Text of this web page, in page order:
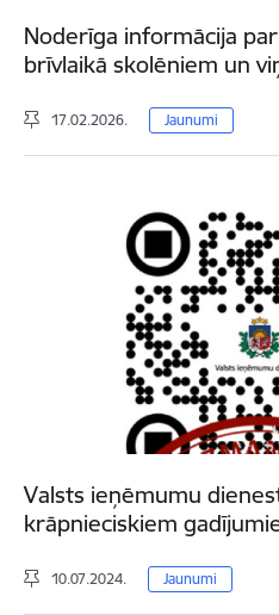
Noderīga informācija
brīvlaikā skolēniem un
17.02.2026. Jaunumi
Valsts ieņēmumu
krāpnieciskiem
10.07.2024. Jaunumi